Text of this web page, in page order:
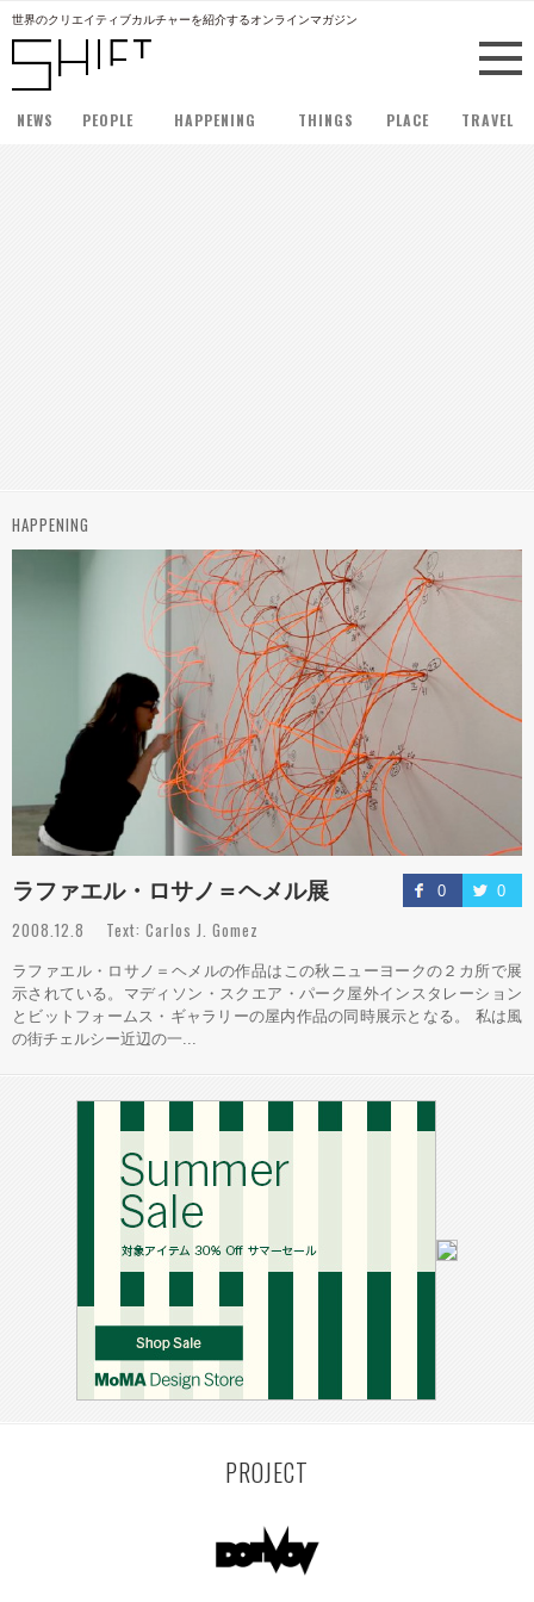
世界のクリエイティブカルチャーを紹介するオンラインマガジン
NEWS PEOPLE HAPPENING THINGS PLACE TRAVEL
HAPPENING
0 0
ラファエル・ロサノ＝ヘメル展
2008.12.8 Text: Carlos J. Gomez
ラファエル・ロサノ＝ヘメルの作品はこの秋ニューヨークの２カ所で展
示されている。マディソン・スクエア・パーク屋外インスタレーション
とビットフォームス・ギャラリーの屋内作品の同時展示となる。 私は風
の街チェルシー近辺の一...
PROJECT